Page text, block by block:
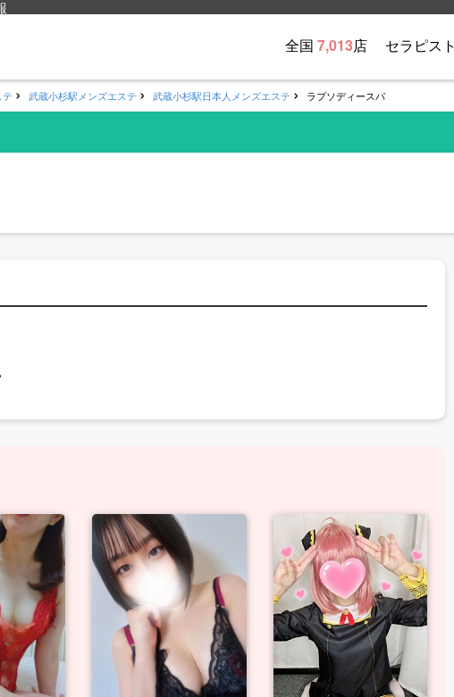
全国 7,013店 セラピスト
武蔵小杉駅メンズエステ 武蔵小杉駅日本人メンズエステ ラプソディースパ